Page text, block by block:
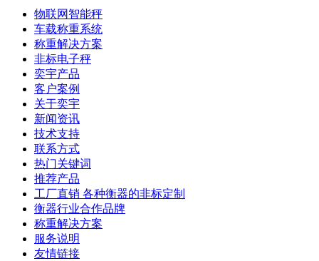
物联网智能秤
车载称重系统
称重解决方案
非标电子秤
奕宇产品
客户案例
关于奕宇
新闻资讯
技术支持
联系方式
热门关键词
推荐产品
工厂直销 各种衡器的非标定制
衡器行业合作品牌
称重解决方案
服务说明
友情链接